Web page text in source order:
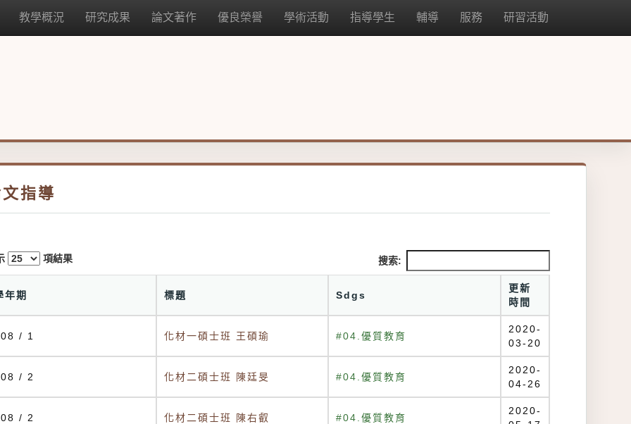
教學概況 研究成果 論文著作 優良榮譽 學術活動 指導學生 輔導 服務 研習活動
指導
項結果 搜索:
年期 標題 Sdgs
更新
時間
/ 1 化材一碩士班 王碩瑜 #04.優質教育
2020-
03-20
/ 2 化材二碩士班 陳廷旻 #04.優質教育
2020-
04-26
/ 2 化材二碩士班 陳右叡 #04.優質教育
2020-